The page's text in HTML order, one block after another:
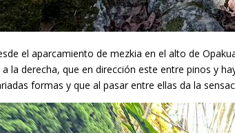
el aparcamiento de mezkia en el alto de
a la derecha, que en dirección este entre pinos y
formas y que al pasar entre ellas da la